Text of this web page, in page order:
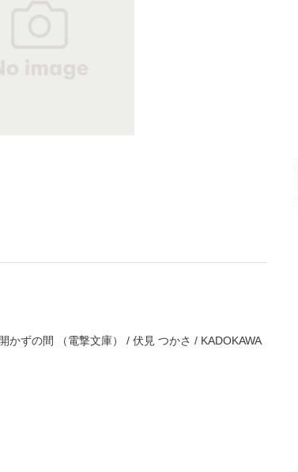
かずの間 （電撃文庫） / 伏見 つかさ / KADOKAWA